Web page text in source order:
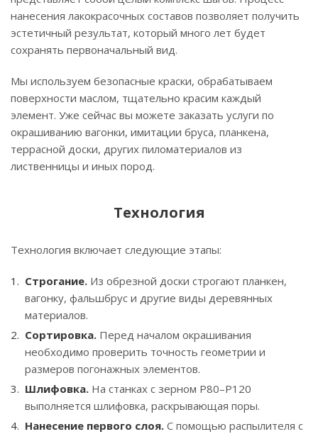
нанесения лакокрасочных составов позволяет получить
эстетичный результат, который много лет будет
сохранять первоначальный вид.
Мы используем безопасные краски, обрабатываем
поверхности маслом, тщательно красим каждый
элемент. Уже сейчас вы можете заказать услуги по
окрашиванию вагонки, имитации бруса, планкена,
террасной доски, других пиломатериалов из
лиственницы и иных пород.
Технология
Технология включает следующие этапы:
Строгание. Из обрезной доски строгают планкен,
вагонку, фальшбрус и другие виды деревянных
материалов.
Сортировка. Перед началом окрашивания
необходимо проверить точность геометрии и
размеров погонажных элементов.
Шлифовка. На станках с зерном P80–P120
выполняется шлифовка, раскрывающая поры.
Нанесение первого слоя. С помощью распылителя с